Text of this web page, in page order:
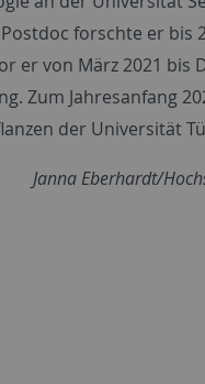
forschte er bis
er von März 2021 bis
Zum Jahresanfang
der Universität
Janna Eberhardt/